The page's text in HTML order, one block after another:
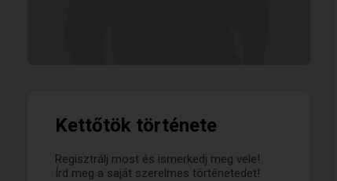
Kettőtök története
Regisztrálj most és ismerkedj meg vele!
Írd meg a saját szerelmes történetedet!